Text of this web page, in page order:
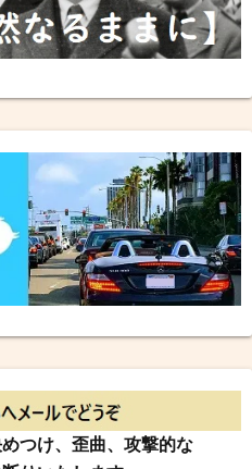
つけ、歪曲、攻撃的な